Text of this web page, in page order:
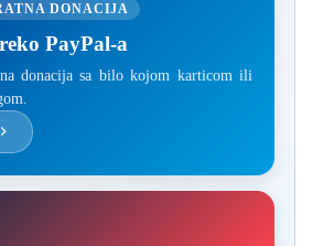
DONACIJA
PayPal-a
donacija sa bilo kojom karticom ili